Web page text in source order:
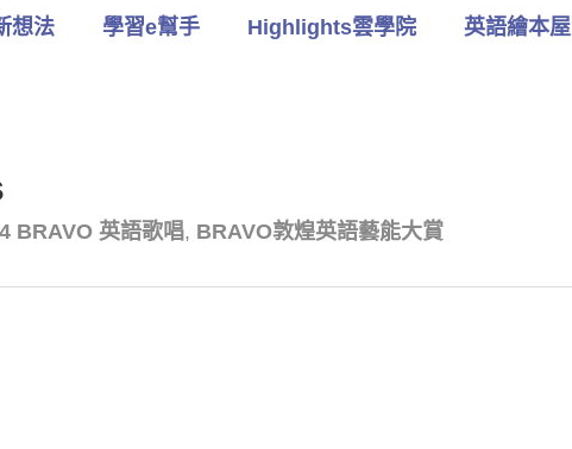
想法 學習e幫手 Highlights雲學院 英語繪本屋
BRAVO 英語歌唱, BRAVO敦煌英語藝能大賞